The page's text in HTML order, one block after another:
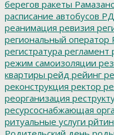
берегов ракеты
расписание автобусов
реанимация ревизия
региональный оператор
регистратура регламент
режим самоизоляции
квартиры рейд рейинг
реконструкция ректор
реорганизация
ресурсоснабжающая
ритуальные услуги